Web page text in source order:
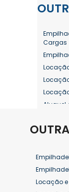
Cargas
Aluguel
Aluguel
Aluguel
Aluguel
Aluguel
Locação